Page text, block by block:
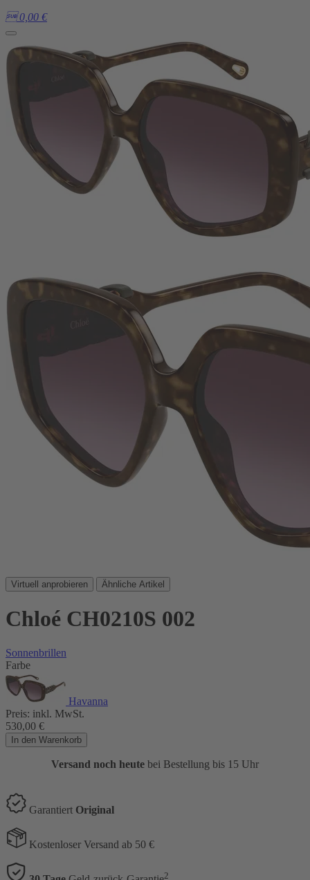
 0,00 €
Virtuell anprobieren Ähnliche Artikel
Chloé CH0210S 002
Sonnenbrillen
Farbe
Havanna
Preis: inkl. MwSt.
530,00 €
In den Warenkorb
Versand noch heute bei Bestellung bis 15 Uhr
Garantiert Original
Kostenloser Versand ab 50 €
2